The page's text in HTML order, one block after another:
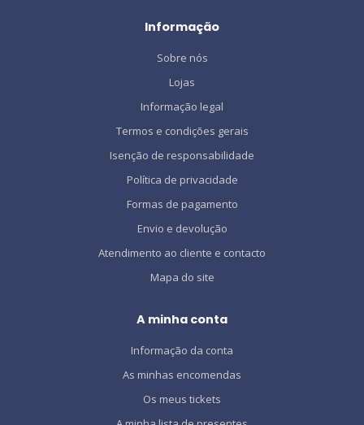
Informação
Sobre nós
Lojas
Informação legal
Termos e condições gerais
Isenção de responsabilidade
Política de privacidade
Formas de pagamento
Envio e devolução
Atendimento ao cliente e contacto
Mapa do site
A minha conta
Informação da conta
As minhas encomendas
Os meus tickets